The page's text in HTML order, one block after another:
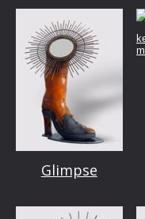
Glimpse